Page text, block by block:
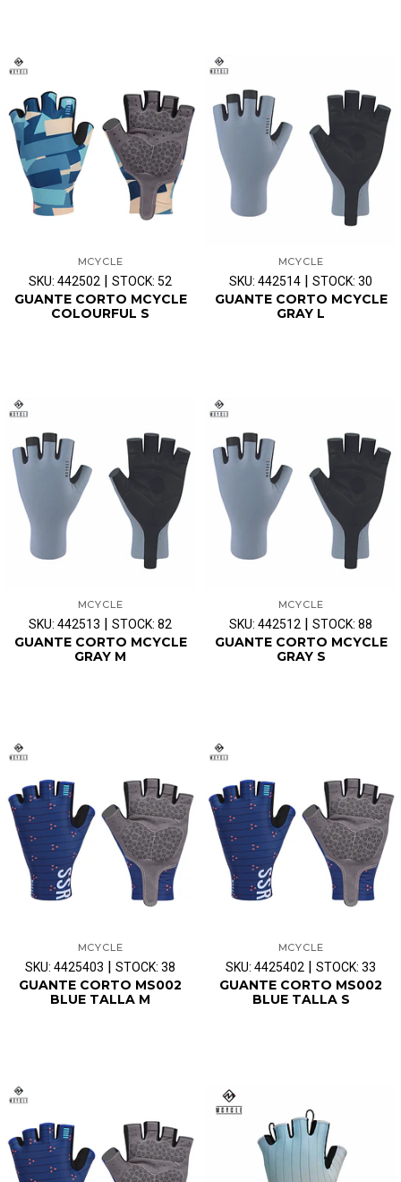
MCYCLE
SKU: 442502 | STOCK: 52
GUANTE CORTO MCYCLE
COLOURFUL S
MCYCLE
SKU: 442514 | STOCK: 30
GUANTE CORTO MCYCLE
GRAY L
MCYCLE
SKU: 442513 | STOCK: 82
GUANTE CORTO MCYCLE
GRAY M
MCYCLE
SKU: 442512 | STOCK: 88
GUANTE CORTO MCYCLE
GRAY S
MCYCLE
SKU: 4425403 | STOCK: 38
GUANTE CORTO MS002
BLUE TALLA M
MCYCLE
SKU: 4425402 | STOCK: 33
GUANTE CORTO MS002
BLUE TALLA S